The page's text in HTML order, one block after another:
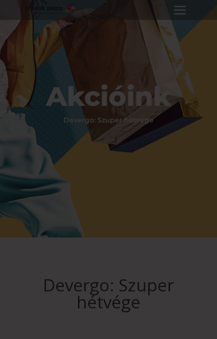
Akcióink
Devergo: Szuper hétvége
Devergo: Szuper
hétvége